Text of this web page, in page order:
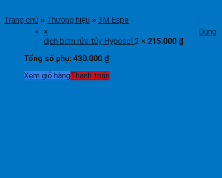
×
Dung
dịch bơm rửa tủy Hyposol 2 × 215.000 ₫
Tổng số phụ: 430.000 ₫
Xem giỏ hàngThanh toán
Trang chủ » Thương hiệu » 3M Espe